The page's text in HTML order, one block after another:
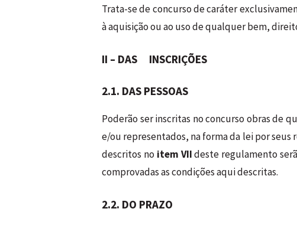
Trata-se de concurso de caráter
à aquisição ou ao uso de qualquer bem,
II – DAS INSCRIÇÕES
2.1. DAS PESSOAS
Poderão ser inscritas no concurso obras de
e/ou representados, na forma da lei por
descritos no item VIIdeste regulamento
comprovadas as condições aqui descritas.
2.2. DO PRAZO